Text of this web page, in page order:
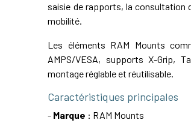
saisie de rapports, la consultation
mobilité.
Les éléments RAM Mounts
AMPS/VESA, supports X-Grip,
montage réglable et réutilisable.
Caractéristiques principales
- Marque : RAM Mounts